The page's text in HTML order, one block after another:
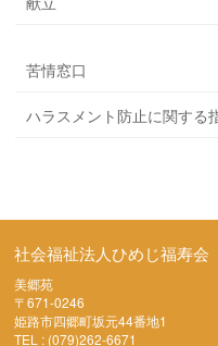
苦情窓口
ハラスメント防止に関する
社会福祉法人ひめじ福寿会
美郷苑
〒671-0246
姫路市四郷町坂元44番地1
TEL : (079)262-6671